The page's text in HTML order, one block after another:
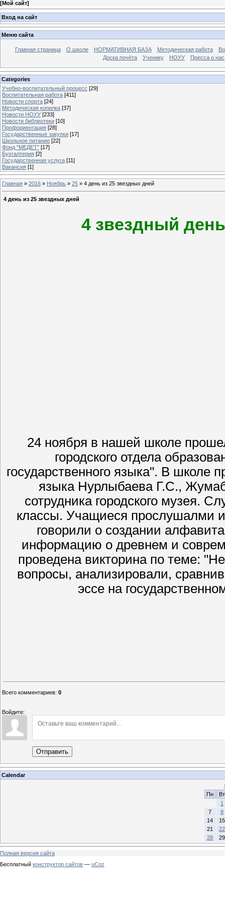
[Мой сайт]
Вход на сайт
Меню сайта
Главная страница О школе НОРМАТИВНАЯ БАЗА Методическая работа
Доска почёта
Ученику НОУУ Пресса о нас
Categories
Учебно-воспитательный процесс [29]
Воспитательная работа [411]
Новости спорта [24]
Методическая копилка [37]
Новости НОУУ [233]
Новости библиотеки [10]
Профориентация [28]
Государственные закупки [17]
Школьное питание [22]
Фонд "МЕДЕТ" [17]
Бухгалтерия [2]
Государственная услуга [11]
Вакансия [1]
Главная » 2016 » Ноябрь » 25 » 4 день из 25 звездных дней
4 день из 25 звездных дней
4 звездный
24 ноября в нашей школе
городского отдела
государственного языка". В школе
языка Нурлыбаева Г.С.,
сотрудника городского музея.
классы. Учащиеся прослушалми
говорили о создании
информацию о древнем и
проведена викторина по теме:
вопросы, анализировали,
эссе на
Всего комментариев: 0
Войдите:
Отправить
Calendar
Пн
Вт
1
7
8
14
15
21
22
28
29
Полная версия сайта
Бесплатный конструктор сайтов — uCoz